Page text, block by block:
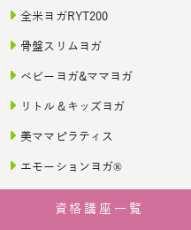
全米ヨガRYT200
骨盤スリムヨガ
ベビーヨガ&ママヨガ
リトル＆キッズヨガ
美ママピラティス
エモーションヨガ®
資格講座一覧